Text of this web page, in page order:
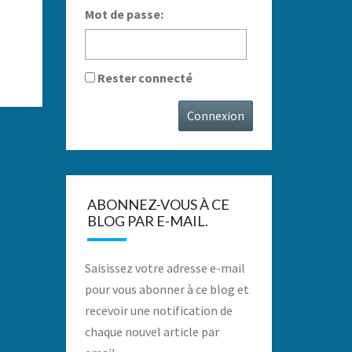
Mot de passe:
Rester connecté
Connexion
ABONNEZ-VOUS À CE
BLOG PAR E-MAIL.
Saisissez votre adresse e-mail
pour vous abonner à ce blog et
recevoir une notification de
chaque nouvel article par